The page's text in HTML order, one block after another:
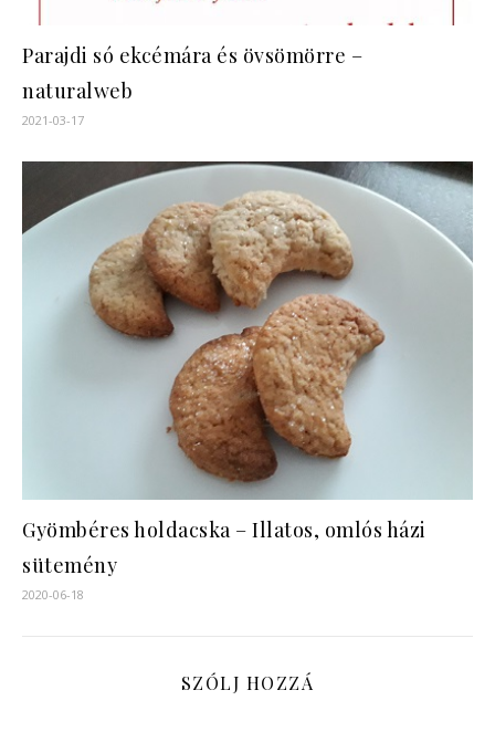
Parajdi só ekcémára és övsömörre –
naturalweb
2021-03-17
Gyömbéres holdacska – Illatos, omlós házi
sütemény
2020-06-18
SZÓLJ HOZZÁ